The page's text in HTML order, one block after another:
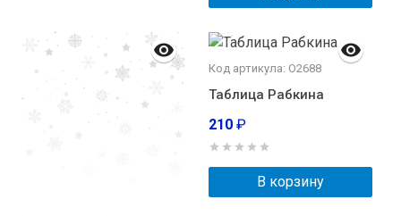
Код артикула: О2688
Таблица Рабкина
210 ₽
В корзину